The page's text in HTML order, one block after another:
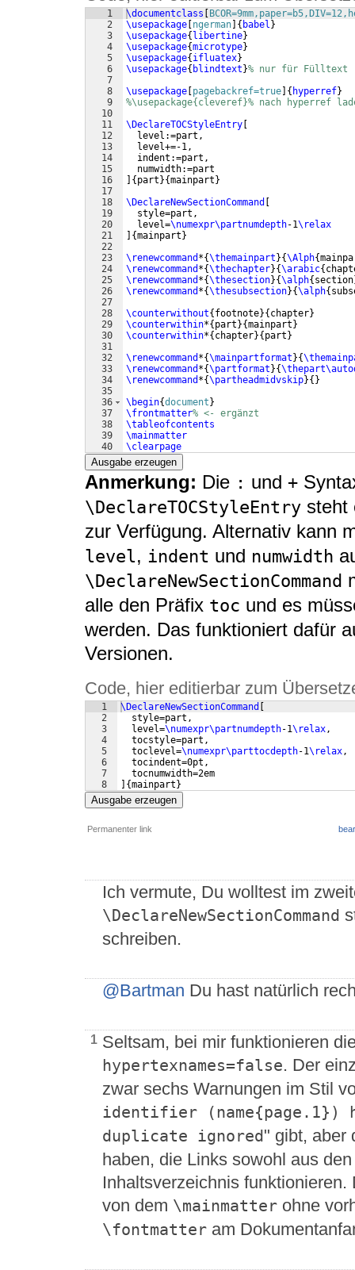
1
2
3
4
5
6
7
8
9
10
11
12
13
14
15
16
17
18
19
20
21
22
23
24
25
26
27
28
29
30
31
32
33
34
35
36
37
38
39
40
41
\documentclass [
\usepackage [ngerman] { babel }
\usepackage{libertine}
\usepackage{microtype}
\usepackage{ifluatex}
\usepackage{ blindtext}% nur für Fülltext
\usepackage [pagebackref=true] { hyperref}
%\usepackage{cleveref}% nach hyperref
\DeclareTOCStyleEntry [
  level:=part,
  level+=-1,
  indent:=part,
  numwidth:=part
] {part}{mainpart}
\DeclareNewSectionCommand [
  style=part,
  level=
\numexpr\partnumdepth-1\relax
] {mainpart}
\renewcommand *{\themainpart}{\Alph{
\renewcommand *{\thechapter}{\arabic{
\renewcommand *{\thesection}{\alph{section
\renewcommand *{\thesubsection}{\alph{
\counterwithout{footnote}{chapter}
\counterwithin*{part}{mainpart}
\counterwithin*{chapter}{part}
\renewcommand *{\mainpartformat}{
\renewcommand *{\partformat}{
\renewcommand *{\partheadmidvskip}{}
\begin{document}
\frontmatter% <- ergänzt
\tableofcontents
\mainmatter
\clearpage
\pagestyle{
Ausgabe erzeugen
Anmerkung: Die : und +
\DeclareTOCStyleEntry steht
zur Verfügung. Alternativ kann
level, indent und numwidth
\DeclareNewSectionCommand
alle den Präfix toc und es
werden. Das funktioniert dafür
Versionen.
Code, hier editierbar zum
1
2
3
4
5
6
7
8
\DeclareNewSectionCommand [
  style=part,
  level=
\numexpr\partnumdepth-1\relax ,
  tocstyle=part,
  toclevel=
\numexpr\parttocdepth-1\relax ,
  tocindent=0pt,
  tocnumwidth=2em
] {mainpart}
Ausgabe erzeugen
Permanenter link
Ich vermute, Du wolltest im
\DeclareNewSectionCommand
schreiben.
@Bartman Du hast natürlich
1 Seltsam, bei mir funktionieren
hypertexnames=false. Der
zwar sechs Warnungen im Stil
identifier (name{page.1})
duplicate ignored" gibt, aber
haben, die Links sowohl aus
Inhaltsverzeichnis
von dem \mainmatter ohne
\fontmatter am